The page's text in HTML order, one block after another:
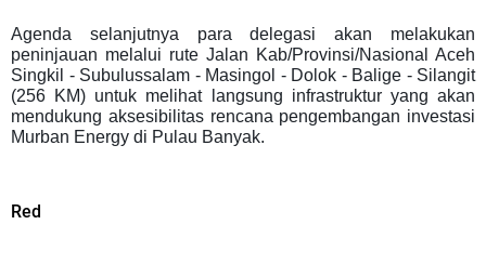
Agenda selanjutnya para delegasi akan melakukan
peninjauan melalui rute Jalan Kab/Provinsi/Nasional Aceh
Singkil - Subulussalam - Masingol - Dolok - Balige - Silangit
(256 KM) untuk melihat langsung infrastruktur yang akan
mendukung aksesibilitas rencana pengembangan investasi
Murban Energy di Pulau Banyak.
Red